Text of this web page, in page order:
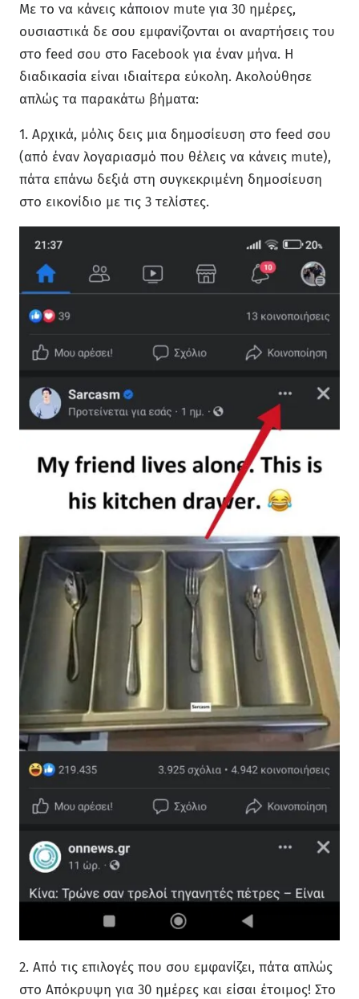
Με το να κάνεις κάποιον mute για 30 ημέρες,
ουσιαστικά δε σου εμφανίζονται οι αναρτήσεις του
στο feed σου στο Facebook για έναν μήνα. Η
διαδικασία είναι ιδιαίτερα εύκολη. Ακολούθησε
απλώς τα παρακάτω βήματα:
1. Αρχικά, μόλις δεις μια δημοσίευση στο feed σου
(από έναν λογαριασμό που θέλεις να κάνεις mute),
πάτα επάνω δεξιά στη συγκεκριμένη δημοσίευση
στο εικονίδιο με τις 3 τελίστες.
2. Από τις επιλογές που σου εμφανίζει, πάτα απλώς
στο Απόκρυψη για 30 ημέρες και είσαι έτοιμος! Στο